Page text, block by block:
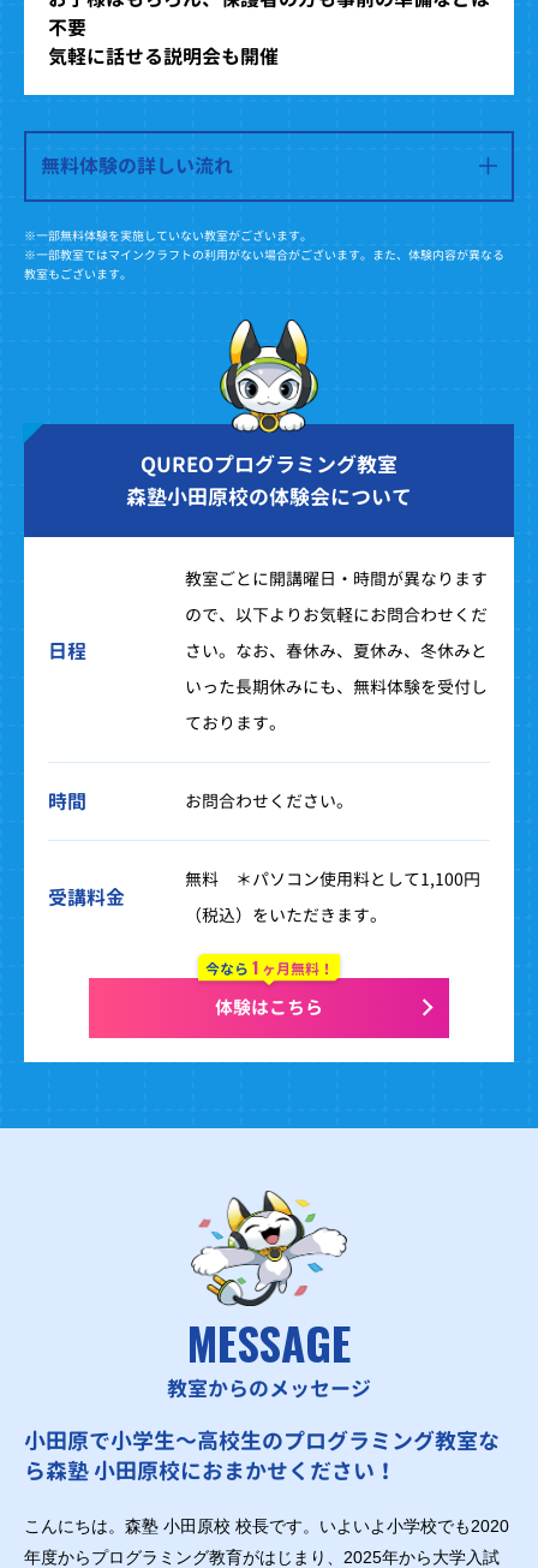
不要
気軽に話せる説明会も開催
無料体験の詳しい流れ
※一部無料体験を実施していない教室がございます。
※一部教室ではマインクラフトの利用がない場合がございます。また、体験内容が異なる
教室もございます。
QUREOプログラミング教室
森塾小田原校の体験会について
日程
教室ごとに開講曜日・時間が異なります
ので、以下よりお気軽にお問合わせくだ
さい。なお、春休み、夏休み、冬休みと
いった長期休みにも、無料体験を受付し
ております。
時間 お問合わせください。
受講料金
無料 ＊パソコン使用料として1,100円
（税込）をいただきます。
今なら 1 ヶ月無料！
体験はこちら
MESSAGE
教室からのメッセージ
小田原で小学生～高校生のプログラミング教室な
ら森塾 小田原校におまかせください！
こんにちは。森塾 小田原校 校長です。いよいよ小学校でも2020
年度からプログラミング教育がはじまり、2025年から大学入試